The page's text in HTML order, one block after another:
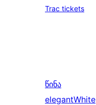
Trac tickets
წინა
elegantWhite